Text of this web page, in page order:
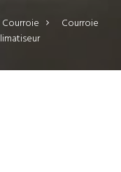
Courroie >
Courroie